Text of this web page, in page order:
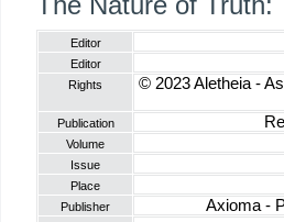
Editor
Editor
Rights
© 2023 Aletheia -
Publication
Volume
Issue
Place
Publisher
Axioma -